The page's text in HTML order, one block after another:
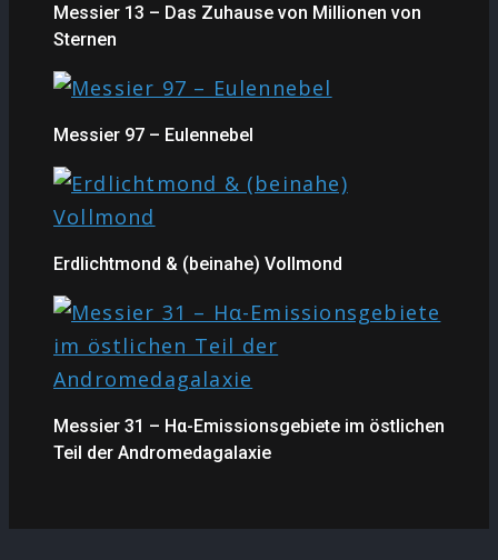
Messier 13 – Das Zuhause von Millionen von
Sternen
Messier 97 – Eulennebel
Erdlichtmond & (beinahe) Vollmond
Messier 31 – Hα-Emissionsgebiete im östlichen
Teil der Andromedagalaxie